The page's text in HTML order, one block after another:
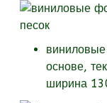
основе,
ширина